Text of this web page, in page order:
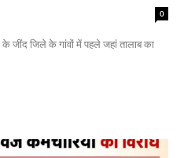
0
जींद जिले के गांवों में पहले जहां तालाब का